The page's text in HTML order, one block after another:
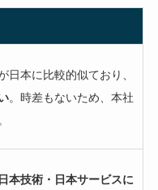
日本に比較的似ており、
。時差もないため、本社
本技術・日本サービスに